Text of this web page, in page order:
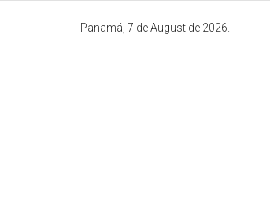
Panamá, 7 de August de 2026.